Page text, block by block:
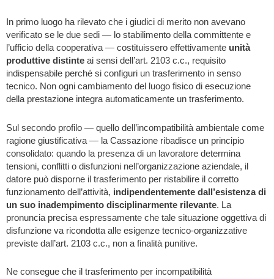
In primo luogo ha rilevato che i giudici di merito non avevano
verificato se le due sedi — lo stabilimento della committente e
l’ufficio della cooperativa — costituissero effettivamente unità
produttive distinte ai sensi dell’art. 2103 c.c., requisito
indispensabile perché si configuri un trasferimento in senso
tecnico. Non ogni cambiamento del luogo fisico di esecuzione
della prestazione integra automaticamente un trasferimento.
Sul secondo profilo — quello dell’incompatibilità ambientale come
ragione giustificativa — la Cassazione ribadisce un principio
consolidato: quando la presenza di un lavoratore determina
tensioni, conflitti o disfunzioni nell’organizzazione aziendale, il
datore può disporne il trasferimento per ristabilire il corretto
funzionamento dell’attività, indipendentemente dall’esistenza di
un suo inadempimento disciplinarmente rilevante. La
pronuncia precisa espressamente che tale situazione oggettiva di
disfunzione va ricondotta alle esigenze tecnico-organizzative
previste dall’art. 2103 c.c., non a finalità punitive.
Ne consegue che il trasferimento per incompatibilità